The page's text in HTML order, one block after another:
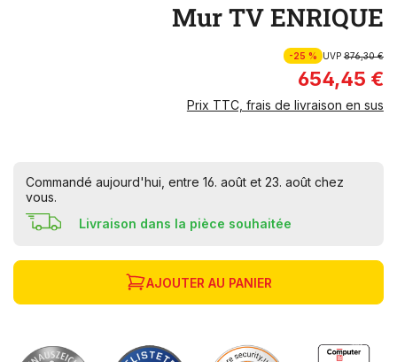
Mur TV ENRIQUE
-25 % UVP876,30 €
654,45 €
Prix TTC, frais de livraison en sus
Commandé aujourd'hui, entre 16. août et 23. août chez
vous.
Livraison dans la pièce souhaitée
AJOUTER AU PANIER